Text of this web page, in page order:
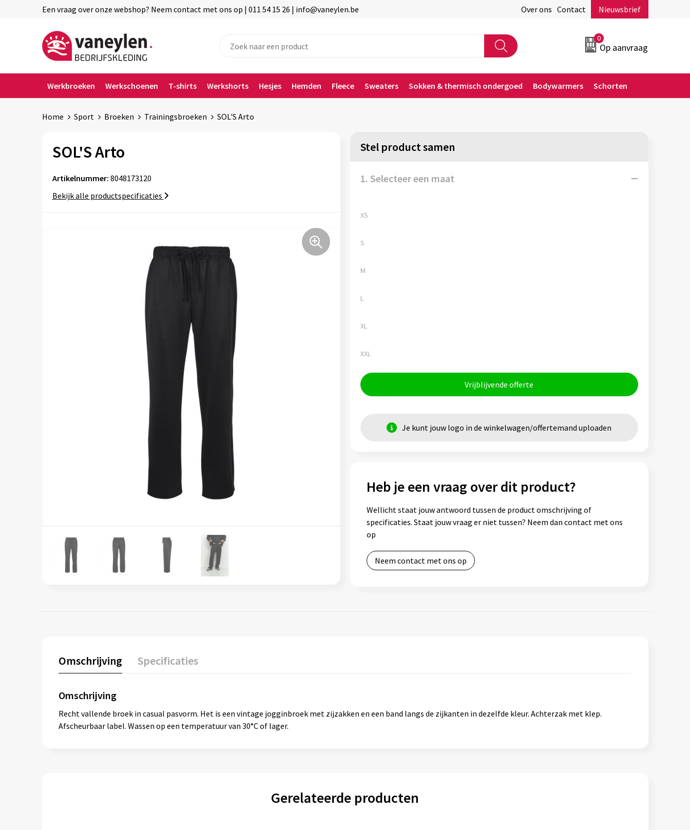
Een vraag over onze webshop? Neem contact met ons op | 011 54 15 26 | info@vaneylen.be Over ons Contact Nieuwsbrief
0
Op aanvraag
Werkbroeken Werkschoenen T-shirts Werkshorts Hesjes Hemden Fleece Sweaters Sokken & thermisch ondergoed Bodywarmers Schorten
Home Sport Broeken Trainingsbroeken SOL'S Arto
SOL'S Arto
Artikelnummer: 8048173120
Bekijk alle productspecificaties
Stel product samen
1. Selecteer een maat
XS
S
M
L
XL
XXL
Vrijblijvende offerte
Je kunt jouw logo in de winkelwagen/offertemand uploaden
Heb je een vraag over dit product?
Wellicht staat jouw antwoord tussen de product omschrijving of
specificaties. Staat jouw vraag er niet tussen? Neem dan contact met ons
op
Neem contact met ons op
Omschrijving Specificaties
Omschrijving
Recht vallende broek in casual pasvorm. Het is een vintage jogginbroek met zijzakken en een band langs de zijkanten in dezelfde kleur. Achterzak met klep.
Afscheurbaar label. Wassen op een temperatuur van 30°C of lager.
Gerelateerde producten